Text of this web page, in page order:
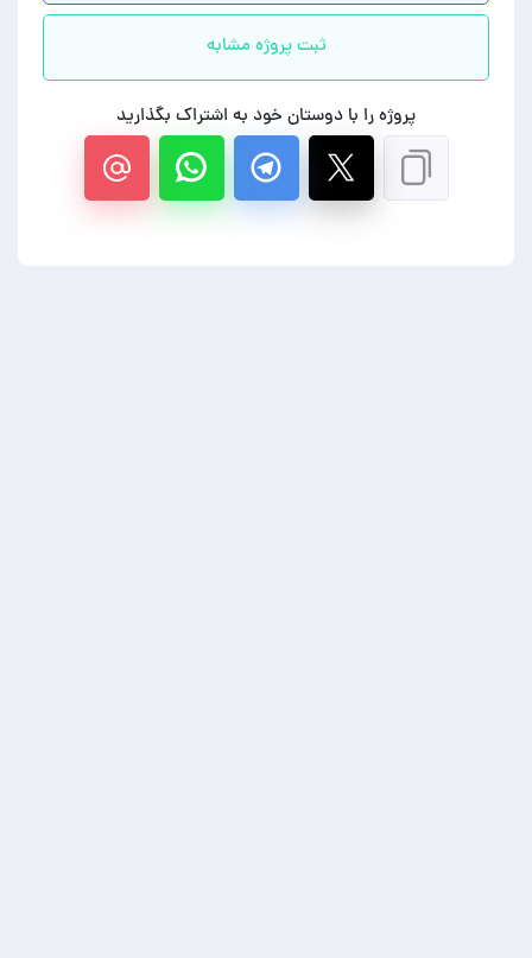
ثبت پروژه مشابه
پروژه را با دوستان خود به اشتراک بگذارید